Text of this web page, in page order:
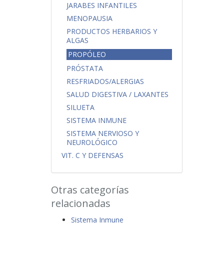
JARABES INFANTILES
MENOPAUSIA
PRODUCTOS HERBARIOS Y
ALGAS
PROPÓLEO
PRÓSTATA
RESFRIADOS/ALERGIAS
SALUD DIGESTIVA / LAXANTES
SILUETA
SISTEMA INMUNE
SISTEMA NERVIOSO Y
NEUROLÓGICO
VIT. C Y DEFENSAS
Otras categorías
relacionadas
Sistema Inmune